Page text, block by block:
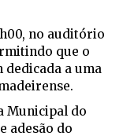
no auditório
que o
dedicada a uma
Municipal do
adesão do